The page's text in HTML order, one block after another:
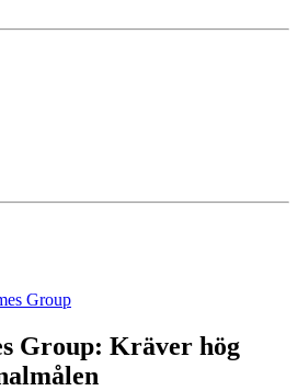
Group
Group: Kräver hög